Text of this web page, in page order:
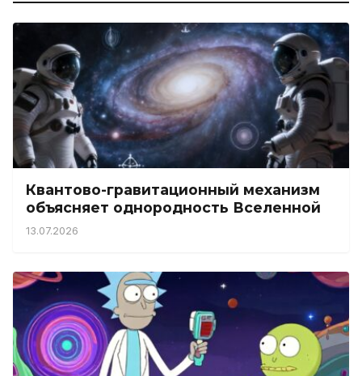
Квантово-гравитационный механизм
объясняет однородность Вселенной
13.07.2026